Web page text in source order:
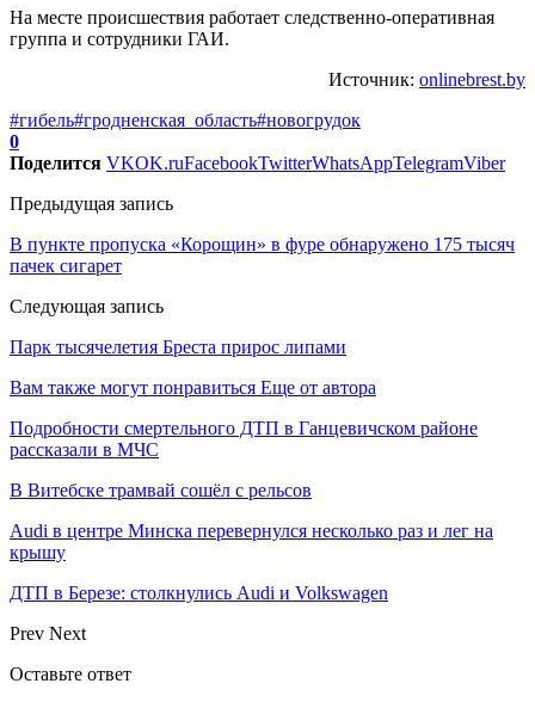
На месте происшествия работает следственно-оперативная
группа и сотрудники ГАИ.
Источник: onlinebrest.by
#гибель#гродненская_область#новогрудок
0
Поделится VKOK.ruFacebookTwitterWhatsAppTelegramViber
Предыдущая запись
В пункте пропуска «Корощин» в фуре обнаружено 175 тысяч
пачек сигарет
Следующая запись
Парк тысячелетия Бреста прирос липами
Вам также могут понравиться Еще от автора
Подробности смертельного ДТП в Ганцевичском районе
рассказали в МЧС
В Витебске трамвай сошёл с рельсов
Audi в центре Минска перевернулся несколько раз и лег на
крышу
ДТП в Березе: столкнулись Audi и Volkswagen
Prev Next
Оставьте ответ